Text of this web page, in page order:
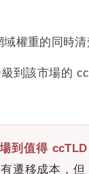
權重的同時清
到該市場的
到值得 ccTLD
遷移成本，